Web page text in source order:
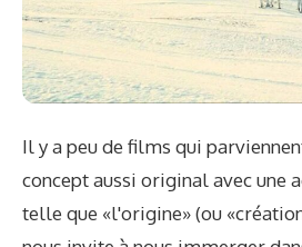
Il y a peu de films qui
concept aussi original avec une
telle que «l'origine» (ou